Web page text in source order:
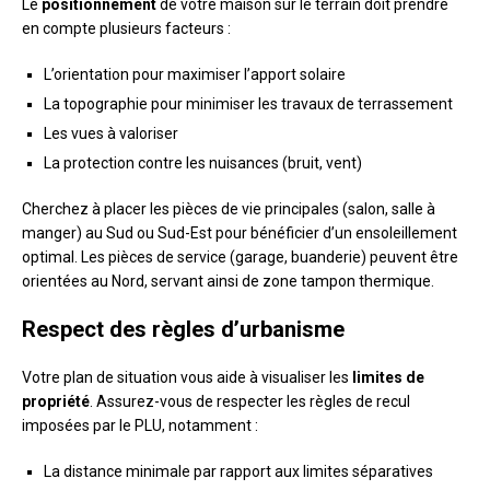
Le positionnementde votre maison sur le terrain doit prendre
en compte plusieurs facteurs :
L’orientation pour maximiser l’apport solaire
La topographie pour minimiser les travaux de terrassement
Les vues à valoriser
La protection contre les nuisances (bruit, vent)
Cherchez à placer les pièces de vie principales (salon, salle à
manger) au Sud ou Sud-Est pour bénéficier d’un ensoleillement
optimal. Les pièces de service (garage, buanderie) peuvent être
orientées au Nord, servant ainsi de zone tampon thermique.
Respect des règles d’urbanisme
Votre plan de situation vous aide à visualiser les limites de
propriété . Assurez-vous de respecter les règles de recul
imposées par le PLU, notamment :
La distance minimale par rapport aux limites séparatives